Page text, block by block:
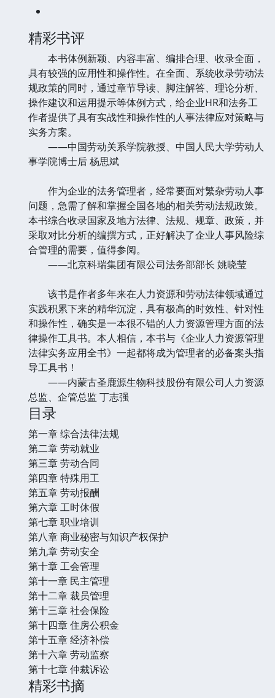
精彩书评
本书体例新颖、内容丰富、编排合理、收录全面，
具有较强的应用性和操作性。在全面、系统收录劳动法
规政策的同时，通过章节导读、脚注解答、理论分析、
操作建议和运用提示等体例方式，给企业HR和法务工
作者提供了具有实战性和操作性的人事法律应对策略与
实务方案。
——中国劳动关系学院教授、中国人民大学劳动人
事学院博士后 杨思斌
作为企业的法务管理者，经常要面对繁杂劳动人事
问题，急需了解和掌握全国各地的相关劳动法规政策。
本书综合收录国家及地方法律、法规、规章、政策，并
采取对比分析的编撰方式，正好解决了企业人事风险综
合管理的需要，值得参阅。
——北京科瑞集团有限公司法务部部长 姚晓莹
该书是作者多年来在人力资源和劳动法律领域通过
实践积累下来的精华沉淀，具有极高的时效性、针对性
和操作性，确实是一本很不错的人力资源管理方面的法
律操作工具书。本人相信，本书与《企业人力资源管理
法律实务应用全书》一起都将成为管理者的必备案头指
导工具书！
——内蒙古圣鹿源生物科技股份有限公司人力资源
总监、企管总监 丁志强
目录
第一章 综合法律法规
第二章 劳动就业
第三章 劳动合同
第四章 特殊用工
第五章 劳动报酬
第六章 工时休假
第七章 职业培训
第八章 商业秘密与知识产权保护
第九章 劳动安全
第十章 工会管理
第十一章 民主管理
第十二章 裁员管理
第十三章 社会保险
第十四章 住房公积金
第十五章 经济补偿
第十六章 劳动监察
第十七章 仲裁诉讼
精彩书摘